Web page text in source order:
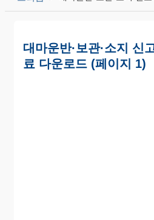
대마운반·보관·소지 신
료 다운로드 (페이지 1)